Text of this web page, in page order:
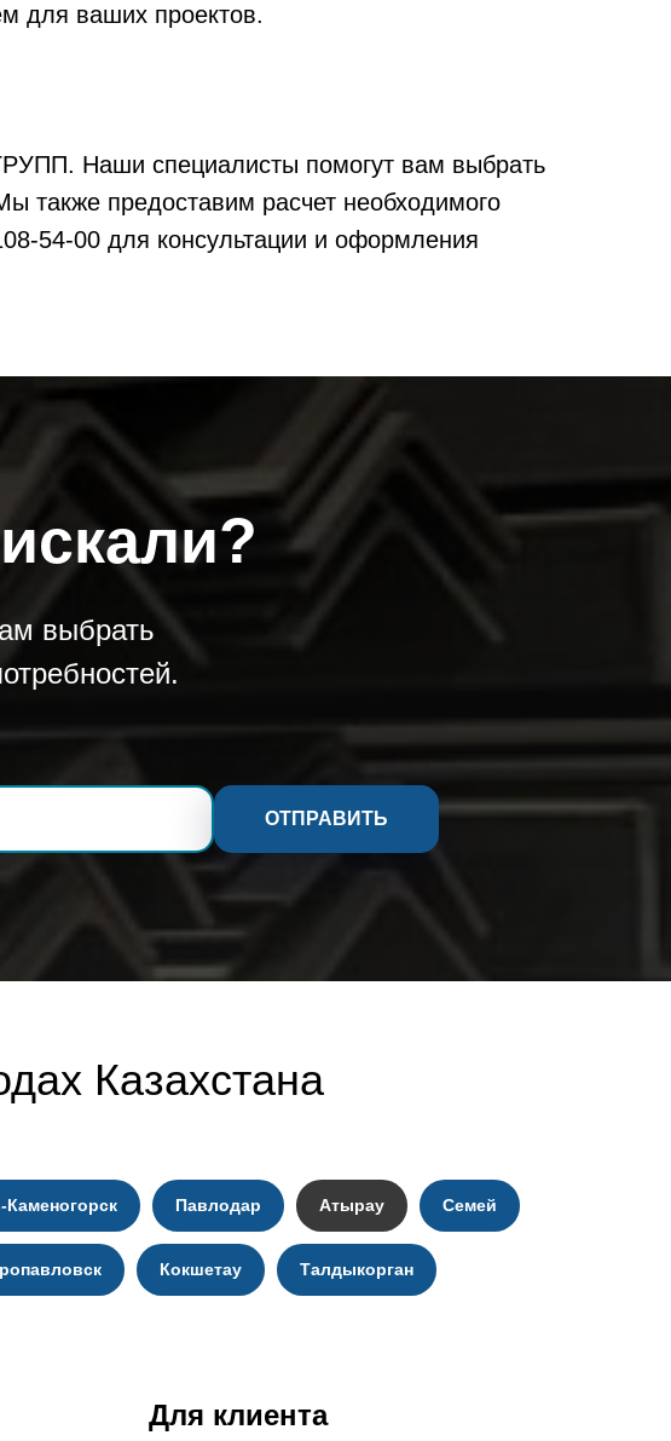
для ваших проектов.
Наши специалисты помогут вам выбрать
также предоставим расчет необходимого
54-00 для консультации и оформления
выбрать
ОТПРАВИТЬ
Казахстана
Каменогорск Павлодар Атырау Семей
Кокшетау Талдыкорган
Для клиента